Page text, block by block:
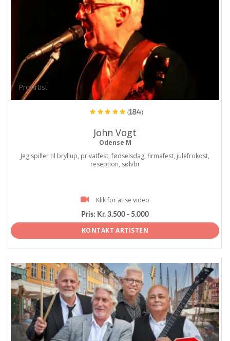
ProArtist
(184)
John Vogt
Odense M
Jeg spiller til bryllup, privatfest, fødselsdag, firmafest, julefrokost,
reseption, sølvbr
Klik for at se video
Pris: Kr. 3.500 - 5.000
KONTAKT ARTISTEN